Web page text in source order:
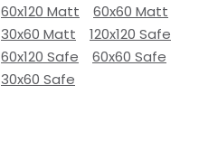
60x120 Matt
60x60 Matt
30x60 Matt
120x120 Safe
60x120 Safe
60x60 Safe
30x60 Safe